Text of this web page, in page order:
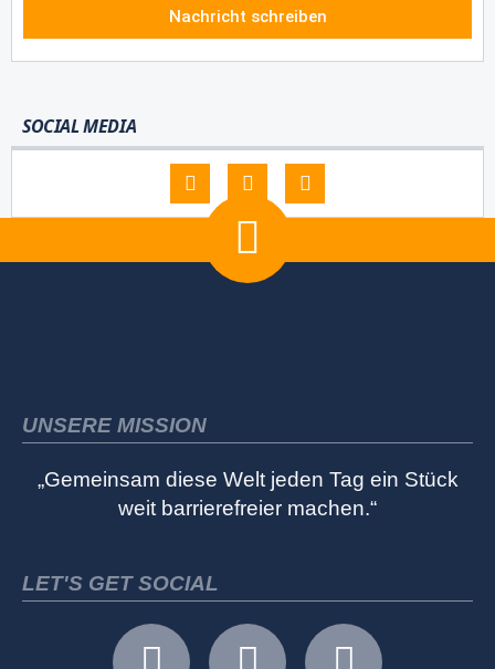
Nachricht schreiben
SOCIAL MEDIA
UNSERE MISSION
„Gemeinsam diese Welt jeden Tag ein Stück
weit barrierefreier machen.“
LET'S GET SOCIAL